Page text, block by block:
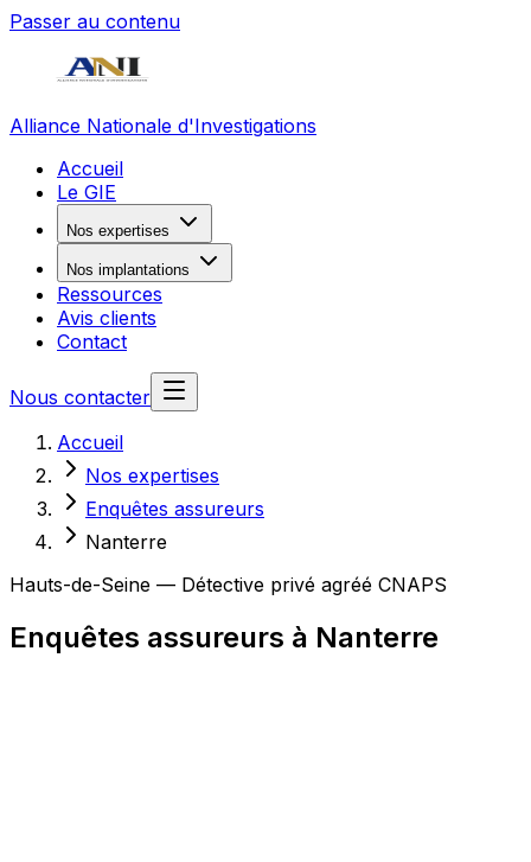
Passer au contenu
Alliance Nationale d'Investigations
Accueil
Le GIE
Nos expertises
Nos implantations
Ressources
Avis clients
Contact
Nous contacter
Accueil
Nos expertises
Enquêtes assureurs
Nanterre
Hauts-de-Seine — Détective privé agréé CNAPS
Enquêtes assureurs à Nanterre